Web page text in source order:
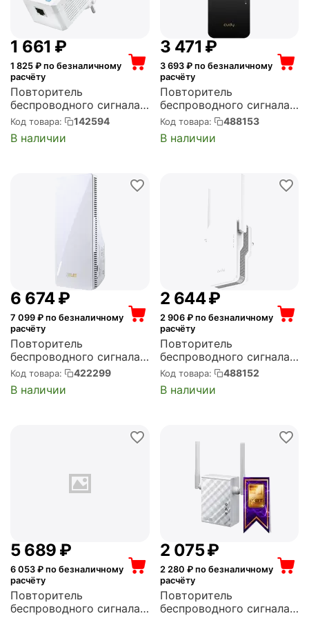
1 661 ₽
1 825 ₽ по безналичному
расчёту
Повторитель
беспроводного сигнала
TP-LINK Wi-Fi, 2.4 ГГц,
стандарт Wi-Fi: 802.11n,
максимальная скорость:
портов: 100 Мбит/сек
Код товара: 142594
В наличии
3 471 ₽
3 693₽ по безналичному
расчёту
Повторитель
беспроводного сигнала
CUDY AX3000 Wi-Fi
черный (Cudy RE3000)
Код товара: 488153
В наличии
6 674₽
7 099 ₽ по безналичному
расчёту
Повторитель
беспроводного сигнала
ASUS /EU/13/P_EU
(90IG07C0-MO0C10)
(90IG07C0-MO0C10) (RP-
Код товара: 422299
В наличии
2 644₽
2 906₽ по безналичному
расчёту
Повторитель
беспроводного сигнала
CUDY AX1800
10/100/1000BASE-TX/Wi-
Fi белый (Cudy RE1800)
Код товара: 488152
В наличии
5 689 ₽
6 053 ₽ по безналичному
расчёту
Повторитель
беспроводного сигнала
2 075₽
2 280 ₽ по безналичному
расчёту
Повторитель
беспроводного сигнала